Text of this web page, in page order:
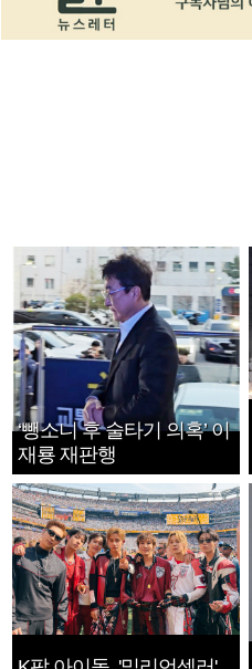
‘뺑소니 후 술타기 의혹’ 이
재룡 재판행